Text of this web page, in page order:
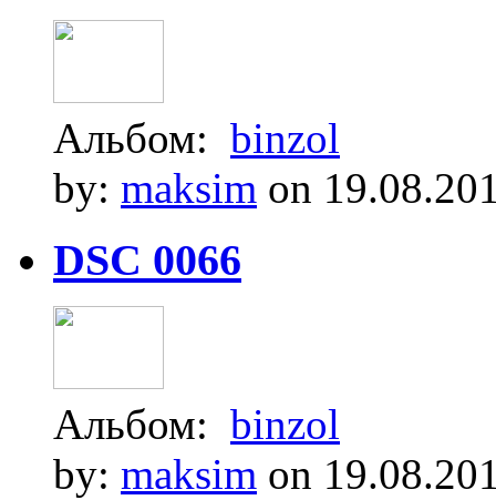
Альбом: binzol
by: maksim on
DSC 0066
Альбом: binzol
by: maksim on